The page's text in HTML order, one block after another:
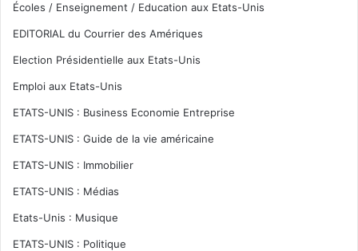
Écoles / Enseignement / Education aux Etats-Unis
EDITORIAL du Courrier des Amériques
Election Présidentielle aux Etats-Unis
Emploi aux Etats-Unis
ETATS-UNIS : Business Economie Entreprise
ETATS-UNIS : Guide de la vie américaine
ETATS-UNIS : Immobilier
ETATS-UNIS : Médias
Etats-Unis : Musique
ETATS-UNIS : Politique